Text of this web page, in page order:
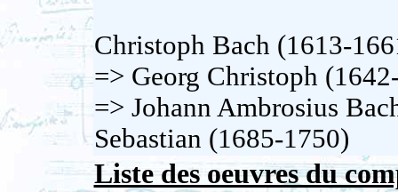
Christoph Bach (1613-
=> Georg Christoph
=> Johann Ambrosius
Sebastian (1685-1750)
Liste des oeuvres du